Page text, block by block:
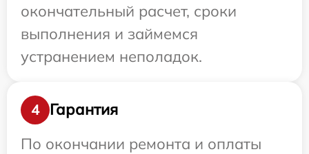
окончательный расчет, сроки
выполнения и займемся
устранением неполадок.
4
Гарантия
По окончании ремонта и оплаты